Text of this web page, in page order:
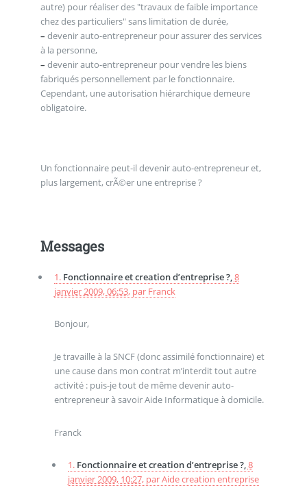
autre) pour réaliser des "travaux de faible importance
chez des particuliers" sans limitation de durée,
– devenir auto-entrepreneur pour assurer des services
à la personne,
– devenir auto-entrepreneur pour vendre les biens
fabriqués personnellement par le fonctionnaire.
Cependant, une autorisation hiérarchique demeure
obligatoire.
Un fonctionnaire peut-il devenir auto-entrepreneur et,
plus largement, crÃ©er une entreprise ?
Messages
1. Fonctionnaire et creation d’entreprise ?, 8
janvier 2009, 06:53, par Franck
Bonjour,
Je travaille à la SNCF (donc assimilé fonctionnaire) et
une cause dans mon contrat m’interdit tout autre
activité : puis-je tout de même devenir auto-
entrepreneur à savoir Aide Informatique à domicile.
Franck
1. Fonctionnaire et creation d’entreprise ?,8
janvier 2009, 10:27, parAide creation entreprise